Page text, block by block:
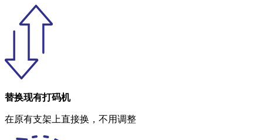
替换现有打码机
在原有支架上直接换，不用调整